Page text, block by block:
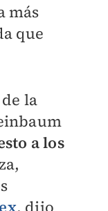
más
que
la
a los
, dijo